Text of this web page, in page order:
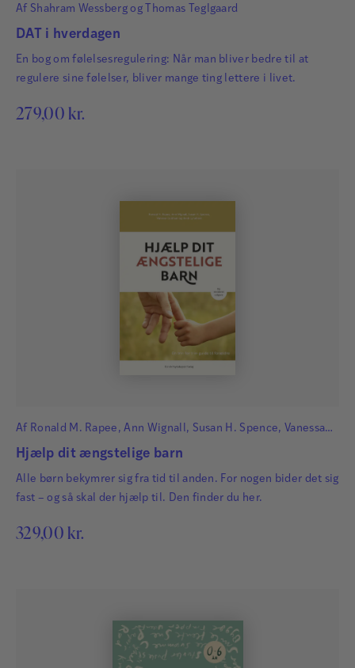
Af Shahram Wessberg og Thomas Teglgaard
DAT i hverdagen
En bog om følelsesregulering: Når man bliver bedre til at
regulere sine følelser, bliver mange ting lettere i livet.
279,00 kr.
Af Ronald M. Rapee ,Ann Wignall , Susan H. Spence, Vanessa
Cobham
og Heidi Lyneham
Hjælp dit ængstelige barn
Alle børn bekymrer sig fra tid til anden. For nogen bider det sig
fast – og så skal der hjælp til. Den finder du her.
329,00 kr.